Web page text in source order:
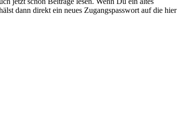
dann direkt ein neues Zugangspasswort auf die hier